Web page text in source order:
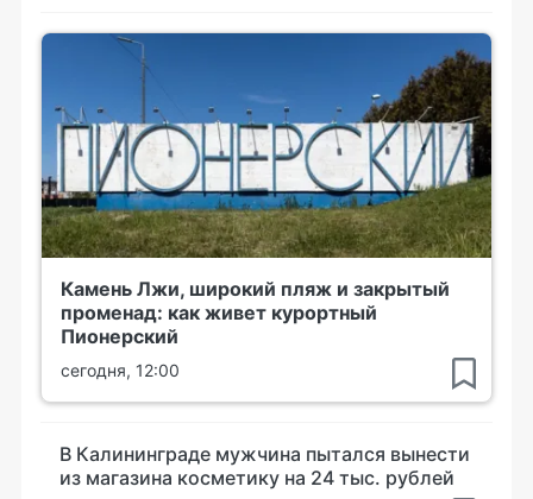
Камень Лжи, широкий пляж и закрытый
променад: как живет курортный
Пионерский
сегодня, 12:00
В Калининграде мужчина пытался вынести
из магазина косметику на 24 тыс. рублей